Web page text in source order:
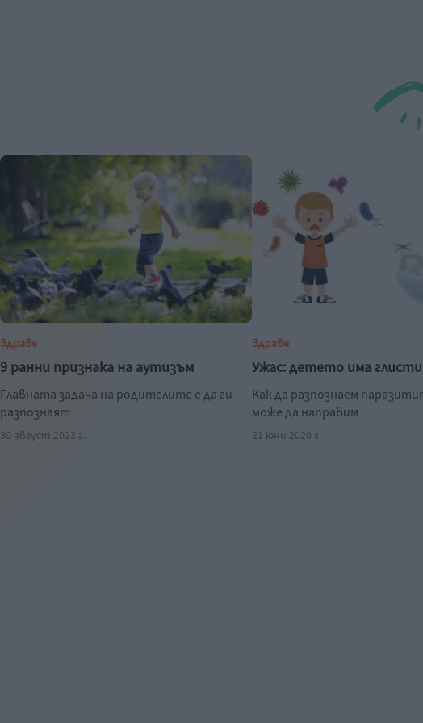
Здраве
9 ранни признака на аутизъм
Главната задача на родителите е да ги
разпознаят
30 август 2023 г.
Здраве
Ужас: детето има глисти
Как да разпознаем
може да направим
21 юни 2020 г.